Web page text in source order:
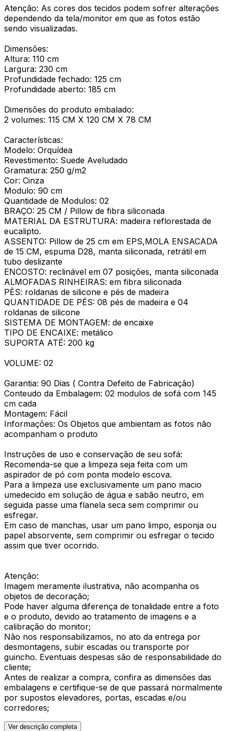
Atenção: As cores dos tecidos podem sofrer alterações
dependendo da tela/monitor em que as fotos estão
sendo visualizadas.
Dimensões:
Altura: 110 cm
Largura: 230 cm
Profundidade fechado: 125 cm
Profundidade aberto: 185 cm
Dimensões do produto embalado:
2 volumes: 115 CM X 120 CM X 78 CM
Características:
Modelo: Orquídea
Revestimento: Suede Aveludado
Gramatura: 250 g/m2
Cor: Cinza
Modulo: 90 cm
Quantidade de Modulos: 02
BRAÇO: 25 CM / Pillow de fibra siliconada
MATERIAL DA ESTRUTURA: madeira reflorestada de
eucalipto.
ASSENTO: Pillow de 25 cm em EPS,MOLA ENSACADA
de 15 CM, espuma D28, manta siliconada, retrátil em
tubo deslizante
ENCOSTO: reclinável em 07 posições, manta siliconada
ALMOFADAS RINHEIRAS: em fibra siliconada
PÈS: roldanas de silicone e pés de madeira
QUANTIDADE DE PÉS: 08 pés de madeira e 04
roldanas de silicone
SISTEMA DE MONTAGEM: de encaixe
TIPO DE ENCAIXE: metálico
SUPORTA ATÉ: 200 kg
VOLUME: 02
Garantia: 90 Dias ( Contra Defeito de Fabricação)
Conteudo da Embalagem: 02 modulos de sofá com 145
cm cada
Montagem: Fácil
Informações: Os Objetos que ambientam as fotos não
acompanham o produto
Instruções de uso e conservação de seu sofá:
Recomenda-se que a limpeza seja feita com um
aspirador de pó com ponta modelo escova.
Para a limpeza use exclusivamente um pano macio
umedecido em solução de água e sabão neutro, em
seguida passe uma flanela seca sem comprimir ou
esfregar.
Em caso de manchas, usar um pano limpo, esponja ou
papel absorvente, sem comprimir ou esfregar o tecido
assim que tiver ocorrido.
Atenção:
Imagem meramente ilustrativa, não acompanha os
objetos de decoração;
Pode haver alguma diferença de tonalidade entre a foto
e o produto, devido ao tratamento de imagens e a
calibração do monitor;
Não nos responsabilizamos, no ato da entrega por
desmontagens, subir escadas ou transporte por
guincho. Eventuais despesas são de responsabilidade do
cliente;
Antes de realizar a compra, confira as dimensões das
embalagens e certifique-se de que passará normalmente
por supostos elevadores, portas, escadas e/ou
corredores;
Ver descrição completa